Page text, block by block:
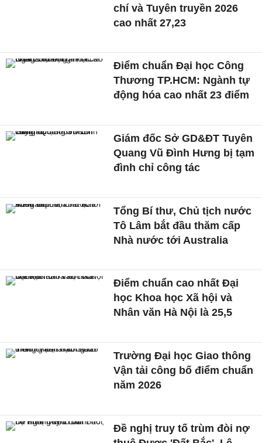
chí và Tuyên truyền 2026
cao nhất 27,23
Điểm chuẩn Đại học Công
Thương TP.HCM: Ngành tự
động hóa cao nhất 23 điểm
Giám đốc Sở GD&ĐT Tuyên
Quang Vũ Đình Hưng bị tạm
đình chỉ công tác
Tổng Bí thư, Chủ tịch nước
Tô Lâm bắt đầu thăm cấp
Nhà nước tới Australia
Điểm chuẩn cao nhất Đại
học Khoa học Xã hội và
Nhân văn Hà Nội là 25,5
Trường Đại học Giao thông
Vận tải công bố điểm chuẩn
năm 2026
Đề nghị truy tố trùm đòi nợ